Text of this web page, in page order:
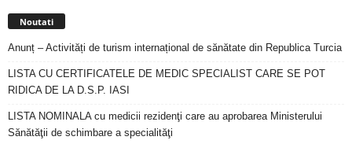
Noutati
Anunț – Activități de turism internațional de sănătate din Republica Turcia
LISTA CU CERTIFICATELE DE MEDIC SPECIALIST CARE SE POT
RIDICA DE LA D.S.P. IASI
LISTA NOMINALA cu medicii rezidenţi care au aprobarea Ministerului
Sănătăţii de schimbare a specialităţi